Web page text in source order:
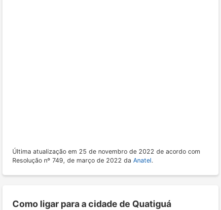
Última atualização em 25 de novembro de 2022 de acordo com
Resolução nº 749, de março de 2022 da Anatel.
Como ligar para a cidade de Quatiguá